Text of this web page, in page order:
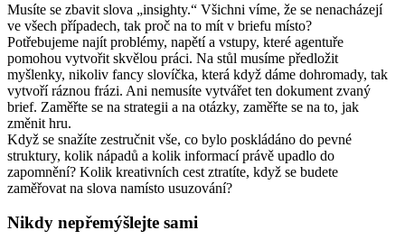
Musíte se zbavit slova „insighty.“ Všichni víme, že se nenacházejí
ve všech případech, tak proč na to mít v briefu místo?
Potřebujeme najít problémy, napětí a vstupy, které agentuře
pomohou vytvořit skvělou práci. Na stůl musíme předložit
myšlenky, nikoliv fancy slovíčka, která když dáme dohromady, tak
vytvoří ráznou frázi. Ani nemusíte vytvářet ten dokument zvaný
brief. Zaměřte se na strategii a na otázky, zaměřte se na to, jak
změnit hru.
Když se snažíte zestručnit vše, co bylo poskládáno do pevné
struktury, kolik nápadů a kolik informací právě upadlo do
zapomnění? Kolik kreativních cest ztratíte, když se budete
zaměřovat na slova namísto usuzování?
Nikdy nepřemýšlejte sami